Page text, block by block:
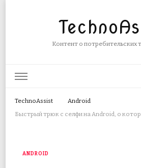
Контент о потребительских
TechnoAssist
Android
Быстрый трюк с селфи на Android, о
ANDROID